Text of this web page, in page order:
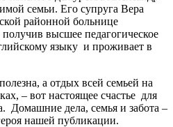
семьи. Его супруга Вера
районной больнице
высшее педагогическое
языку и проживает в
а отдых всей семьей на
– вот настоящее счастье для
Домашние дела, семья и забота –
нашей публикации.